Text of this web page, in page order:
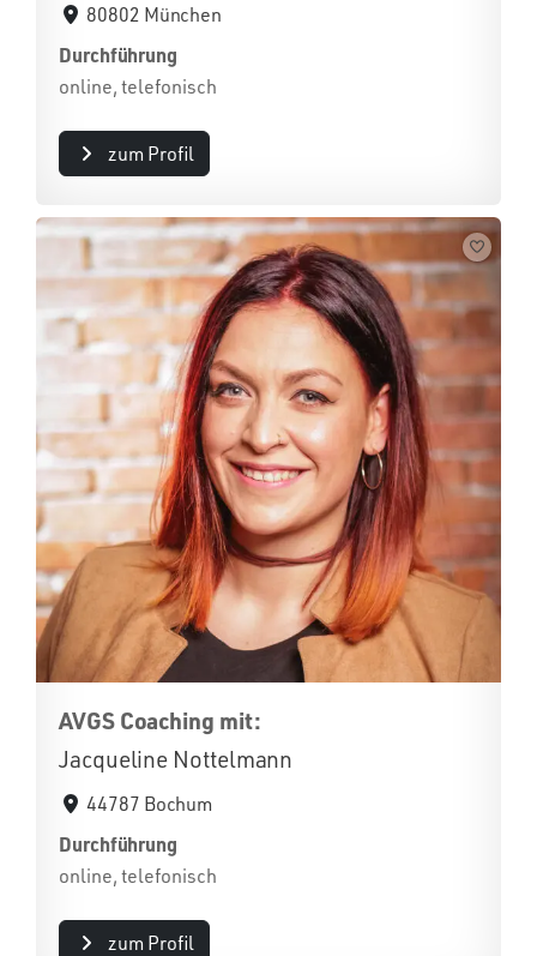
80802 München
Durchführung
online, telefonisch
zum Profil
AVGS Coaching mit:
Jacqueline Nottelmann
44787 Bochum
Durchführung
online, telefonisch
zum Profil